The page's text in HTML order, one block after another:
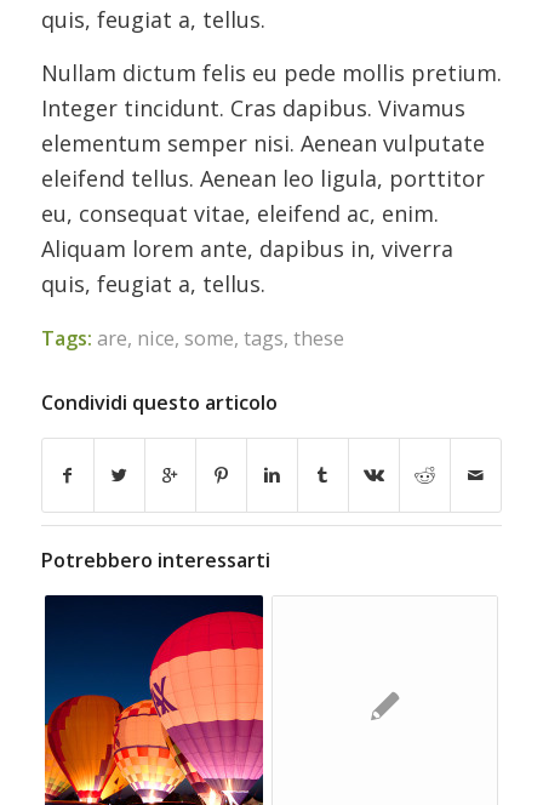
quis, feugiat a, tellus.
Nullam dictum felis eu pede mollis pretium.
Integer tincidunt. Cras dapibus. Vivamus
elementum semper nisi. Aenean vulputate
eleifend tellus. Aenean leo ligula, porttitor
eu, consequat vitae, eleifend ac, enim.
Aliquam lorem ante, dapibus in, viverra
quis, feugiat a, tellus.
Tags: are, nice, some, tags, these
Condividi questo articolo
Potrebbero interessarti